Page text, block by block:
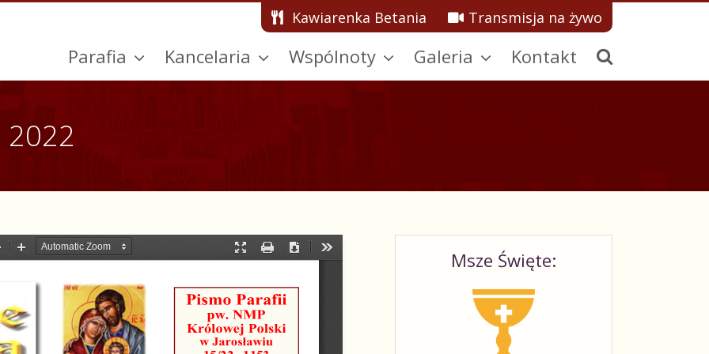
Kawiarenka Betania Transmisja na żywo
Parafia Kancelaria Wspólnoty Galeria Kontakt
2022
Msze Święte: